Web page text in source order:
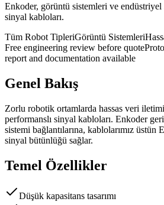
Enkoder, görüntü sistemleri ve endüstriyel
sinyal kabloları.
Tüm Robot TipleriGörüntü Sistemleri
Free engineering review before quote
report and documentation available
Genel Bakış
Zorlu robotik ortamlarda hassas veri
performanslı sinyal kabloları. Enkoder
sistemi bağlantılarına, kablolarımız
sinyal bütünlüğü sağlar.
Temel Özellikler
Düşük kapasitans tasarımı